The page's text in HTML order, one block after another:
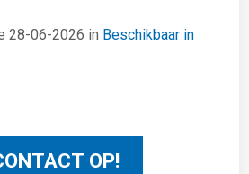
28-06-2026 in Beschikbaar in
OP!